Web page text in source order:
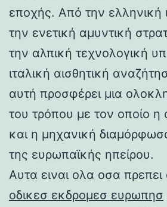
εποχής. Από την ελληνική
την ενετική αμυντική
την αλπική τεχνολογική
ιταλική αισθητική
αυτή προσφέρει μια
του τρόπου με τον οποίο η
και η μηχανική
της ευρωπαϊκής ηπείρου.
Αυτα ειναι ολα οσα πρεπει
οδικεσ εκδρομεσ ευρωπησ